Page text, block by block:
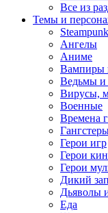
Все из
Темы и
Steampunk
Ангелы
Аниме
Вампиры
Ведьмы и
Вирусы,
Военные
Времена
Герои игр
Герои
Герои
Дикий
Дьяволы
Еда